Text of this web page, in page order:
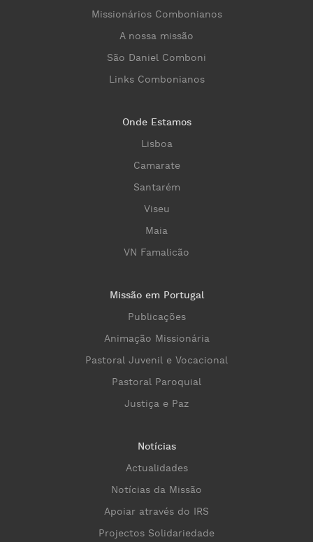
Missionários Combonianos
A nossa missão
São Daniel Comboni
Links Combonianos
Onde Estamos
Lisboa
Camarate
Santarém
Viseu
Maia
VN Famalicão
Missão em Portugal
Publicações
Animação Missionária
Pastoral Juvenil e Vocacional
Pastoral Paroquial
Justiça e Paz
Notícias
Actualidades
Notícias da Missão
Apoiar através do IRS
Projectos Solidariedade